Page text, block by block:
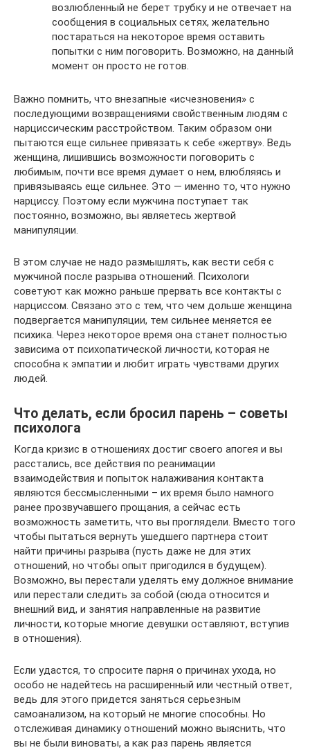
возлюбленный не берет трубку и не отвечает на
сообщения в социальных сетях, желательно
постараться на некоторое время оставить
попытки с ним поговорить. Возможно, на данный
момент он просто не готов.
Важно помнить, что внезапные «исчезновения» с
последующими возвращениями свойственным людям с
нарциссическим расстройством. Таким образом они
пытаются еще сильнее привязать к себе «жертву». Ведь
женщина, лишившись возможности поговорить с
любимым, почти все время думает о нем, влюбляясь и
привязываясь еще сильнее. Это — именно то, что нужно
нарциссу. Поэтому если мужчина поступает так
постоянно, возможно, вы являетесь жертвой
манипуляции.
В этом случае не надо размышлять, как вести себя с
мужчиной после разрыва отношений. Психологи
советуют как можно раньше прервать все контакты с
нарциссом. Связано это с тем, что чем дольше женщина
подвергается манипуляции, тем сильнее меняется ее
психика. Через некоторое время она станет полностью
зависима от психопатической личности, которая не
способна к эмпатии и любит играть чувствами других
людей.
Что делать, если бросил парень – советы
психолога
Когда кризис в отношениях достиг своего апогея и вы
расстались, все действия по реанимации
взаимодействия и попыток налаживания контакта
являются бессмысленными – их время было намного
ранее прозвучавшего прощания, а сейчас есть
возможность заметить, что вы проглядели. Вместо того
чтобы пытаться вернуть ушедшего партнера стоит
найти причины разрыва (пусть даже не для этих
отношений, но чтобы опыт пригодился в будущем).
Возможно, вы перестали уделять ему должное внимание
или перестали следить за собой (сюда относится и
внешний вид, и занятия направленные на развитие
личности, которые многие девушки оставляют, вступив
в отношения).
Если удастся, то спросите парня о причинах ухода, но
особо не надейтесь на расширенный или честный ответ,
ведь для этого придется заняться серьезным
самоанализом, на который не многие способны. Но
отслеживая динамику отношений можно выяснить, что
вы не были виноваты, а как раз парень является